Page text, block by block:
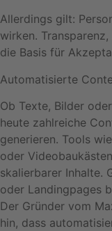
Allerdings gilt:
wirken.
die Basis für
Automatisierte
Ob Texte, Bilder
heute zahlreiche
generieren. Tools
oder
skalierbarer Inhalte.
oder Landingpages
Der Gründer vom
hin, dass